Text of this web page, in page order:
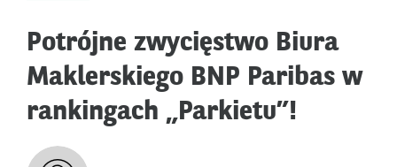
Potrójne zwycięstwo Biura
Maklerskiego BNP Paribas w
rankingach „Parkietu”!